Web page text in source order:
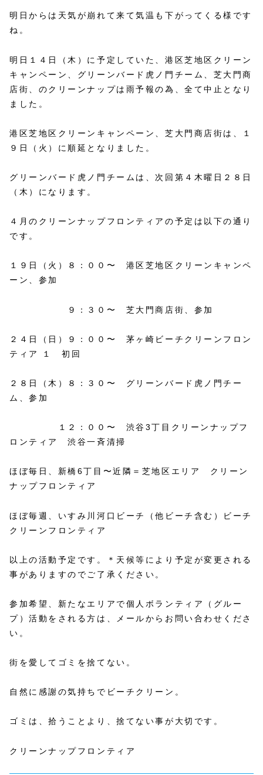
明日からは天気が崩れて来て気温も下がってくる様です
ね。
明日１４日（木）に予定していた、港区芝地区クリーン
キャンペーン、グリーンバード虎ノ門チーム、芝大門商
店街、のクリーンナップは雨予報の為、全て中止となり
ました。
港区芝地区クリーンキャンペーン、芝大門商店街は、１
９日（火）に順延となりました。
グリーンバード虎ノ門チームは、次回第４木曜日２８日
（木）になります。
４月のクリーンナップフロンティアの予定は以下の通り
です。
１９日（火）８：００〜 港区芝地区クリーンキャンペ
ーン、参加
９：３０〜 芝大門商店街、参加
２４日（日）９：００〜 茅ヶ崎ビーチクリーンフロン
ティア １ 初回
２８日（木）８：３０〜 グリーンバード虎ノ門チー
ム、参加
１２：００〜 渋谷3丁目クリーンナップフ
ロンティア 渋谷一斉清掃
ほぼ毎日、新橋6丁目〜近隣＝芝地区エリア クリーン
ナップフロンティア
ほぼ毎週、いすみ川河口ビーチ（他ビーチ含む）ビーチ
クリーンフロンティア
以上の活動予定です。＊天候等により予定が変更される
事がありますのでご了承ください。
参加希望、新たなエリアで個人ボランティア（グルー
プ）活動をされる方は、メールからお問い合わせくださ
い。
街を愛してゴミを捨てない。
自然に感謝の気持ちでビーチクリーン。
ゴミは、拾うことより、捨てない事が大切です。
クリーンナップフロンティア